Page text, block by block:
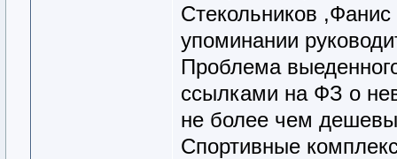
Стекольников
упоминании
Проблема
ссылками на ФЗ о
не более чем
Спортивные